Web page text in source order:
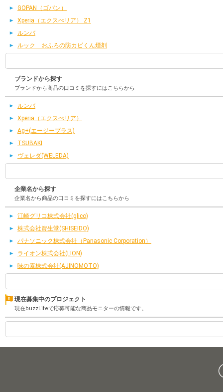
GOPAN（ゴパン）
Xperia（エクスぺリア） Z1
ルンバ
ルック おふろの防カビくん煙剤
ブランドから探す
ブランドから商品の口コミを探すにはこちらから
ルンバ
Xperia（エクスぺリア）
Ag+(エージープラス)
TSUBAKI
ヴェレダ(WELEDA)
企業名から探す
企業名から商品の口コミを探すにはこちらから
江崎グリコ株式会社(glico)
株式会社資生堂(SHISEIDO)
パナソニック株式会社（Panasonic Corporation）
ライオン株式会社(LION)
味の素株式会社(AJINOMOTO)
現在募集中のプロジェクト
現在buzzLifeで応募可能な商品モニターの情報です。